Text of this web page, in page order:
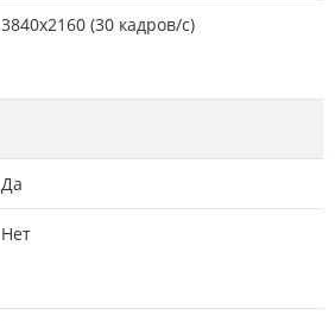
3840x2160 (30 кадров/с)
Да
Нет